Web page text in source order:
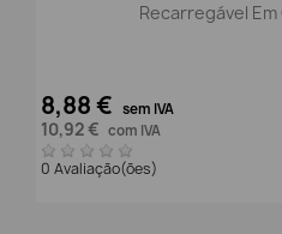
Recarregável
8,88 € sem IVA
10,92 € com IVA
0 Avaliação(ões)